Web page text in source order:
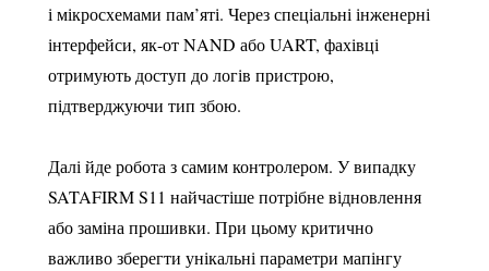
і мікросхемами пам’яті. Через спеціальні інженерні
інтерфейси, як-от NAND або UART, фахівці
отримують доступ до логів пристрою,
підтверджуючи тип збою.
Далі йде робота з самим контролером. У випадку
SATAFIRM S11 найчастіше потрібне відновлення
або заміна прошивки. При цьому критично
важливо зберегти унікальні параметри мапінгу